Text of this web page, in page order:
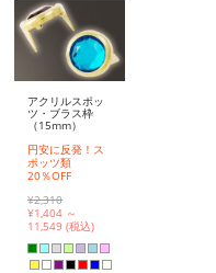
アクリルスポッ
ツ・ブラス枠
（15mm）
円安に反発！ス
ポッツ類
20％OFF
¥2,310
¥1,404 ～
11,549 (税込)